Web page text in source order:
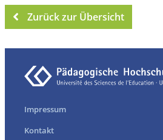
Zurück zur Übersicht
Impressum
Kontakt